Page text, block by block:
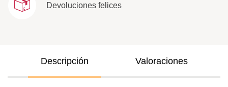
Devoluciones felices
Descripción Valoraciones